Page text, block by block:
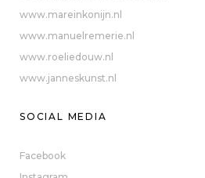
www.mareinkonijn.nl
www.manuelremerie.nl
www.roeliedouw.nl
www.janneskunst.nl
SOCIAL MEDIA
Facebook